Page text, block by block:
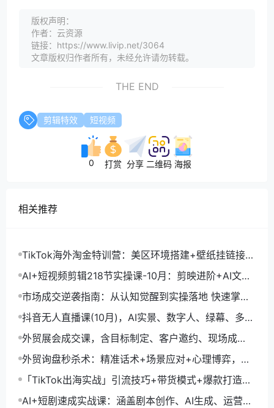
版权声明：
作者：云资源
链接：https://www.livip.net/3064
文章版权归作者所有，未经允许请勿转载。
THE END
剪辑特效 短视频
0 打赏 分享 二维码 海报
相关推荐
TikTok海外淘金特训营：美区环境搭建+壁纸挂链接
+剪映数字人，月入1.5万
AI+短视频剪辑218节实操课-10月：剪映进阶+AI文案
生成+账号运营，月入2万
市场成交逆袭指南：从认知觉醒到实操落地 快速掌握
市场开拓与成交核心能力
抖音无人直播课(10月)，AI实景、数字人、绿幕、多种
玩法、24小时自动盈利
外贸展会成交课，含目标制定、客户邀约、现场成
交，系统化SOP提升参展ROI
外贸询盘秒杀术：精准话术+场景应对+心理博弈，单
月询盘转化率提升200%
「TikTok出海实战」引流技巧+带货模式+爆款打造，
单月变现10万+秘籍
AI+短剧速成实战课：涵盖剧本创作、AI生成、运营变